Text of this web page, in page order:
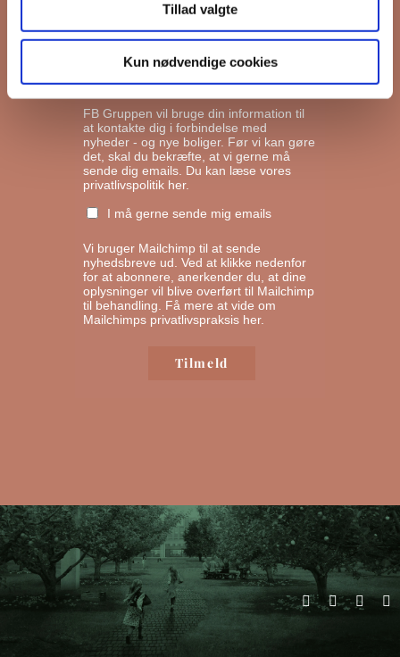
Tillad valgte
Kun nødvendige cookies
Lejeboliger
Andelsboliger
Markedsføringstilladelse
FB Gruppen vil bruge din information til
at kontakte dig i forbindelse med
nyheder - og nye boliger. Før vi kan gøre
det, skal du bekræfte, at vi gerne må
sende dig emails. Du kan læse vores
privatlivspolitik her.
I må gerne sende mig emails
Vi bruger Mailchimp til at sende
nyhedsbreve ud. Ved at klikke nedenfor
for at abonnere, anerkender du, at dine
oplysninger vil blive overført til Mailchimp
til behandling. Få mere at vide om
Mailchimps privatlivspraksis her.